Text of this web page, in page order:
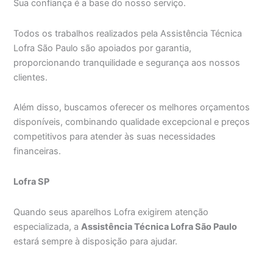
Sua confiança é a base do nosso serviço.
Todos os trabalhos realizados pela Assistência Técnica
Lofra São Paulo são apoiados por garantia,
proporcionando tranquilidade e segurança aos nossos
clientes.
Além disso, buscamos oferecer os melhores orçamentos
disponíveis, combinando qualidade excepcional e preços
competitivos para atender às suas necessidades
financeiras.
Lofra SP
Quando seus aparelhos Lofra exigirem atenção
especializada, a Assistência Técnica Lofra São Paulo
estará sempre à disposição para ajudar.